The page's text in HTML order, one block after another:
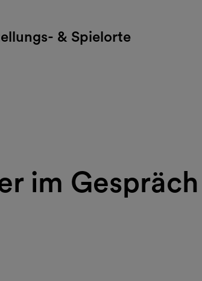
& Spielorte
im